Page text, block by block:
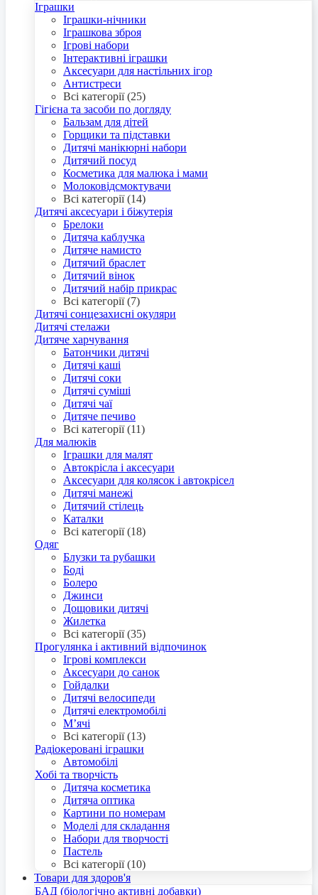
Іграшки
Іграшки-нічники
Іграшкова зброя
Ігрові набори
Інтерактивні іграшки
Аксесуари для настільних ігор
Антистреси
Всі категорії (25)
Гігієна та засоби по догляду
Бальзам для дітей
Горщики та підставки
Дитячі манікюрні набори
Дитячий посуд
Косметика для малюка і мами
Молоковідсмоктувачи
Всі категорії (14)
Дитячі аксесуари і біжутерія
Брелоки
Дитяча каблучка
Дитяче намисто
Дитячий браслет
Дитячий вінок
Дитячий набір прикрас
Всі категорії (7)
Дитячі сонцезахисні окуляри
Дитячі стелажи
Дитяче харчування
Батончики дитячі
Дитячі каші
Дитячі соки
Дитячі суміші
Дитячі чаї
Дитяче печиво
Всі категорії (11)
Для малюків
Іграшки для малят
Автокрісла і аксесуари
Аксесуари для колясок і автокрісел
Дитячі манежі
Дитячий стілець
Каталки
Всі категорії (18)
Одяг
Блузки та рубашки
Боді
Болеро
Джинси
Дощовики дитячі
Жилетка
Всі категорії (35)
Прогулянка і активний відпочинок
Ігрові комплекси
Аксесуари до санок
Гойдалки
Дитячі велосипеди
Дитячі електромобілі
М’ячі
Всі категорії (13)
Радіокеровані іграшки
Автомобілі
Хобі та творчість
Дитяча косметика
Дитяча оптика
Картини по номерам
Моделі для складання
Набори для творчості
Пастель
Всі категорії (10)
Товари для здоров'я
БАД (біологічно активні добавки)